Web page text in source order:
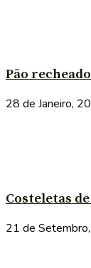
Pão
28 de Janeiro,
Costeletas
21 de